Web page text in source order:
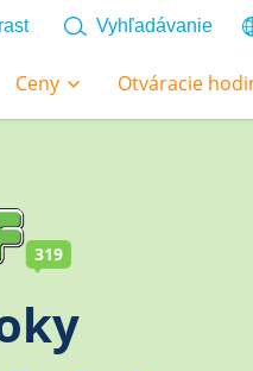
Vyhľadávanie
Ceny Otváracie
319